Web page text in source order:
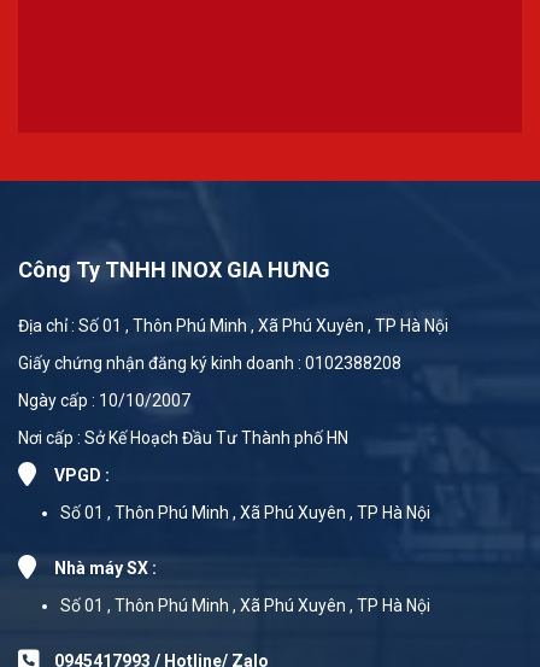
Công Ty TNHH INOX GIA HƯNG
Địa chỉ : Số 01 , Thôn Phú Minh , Xã Phú Xuyên , TP Hà Nội
Giấy chứng nhận đăng ký kinh doanh : 0102388208
Ngày cấp : 10/10/2007
Nơi cấp : Sở Kế Hoạch Đầu Tư Thành phố HN
VPGD :
Số 01 , Thôn Phú Minh , Xã Phú Xuyên , TP Hà Nội
Nhà máy SX :
Số 01 , Thôn Phú Minh , Xã Phú Xuyên , TP Hà Nội
0945417993 / Hotline/ Zalo